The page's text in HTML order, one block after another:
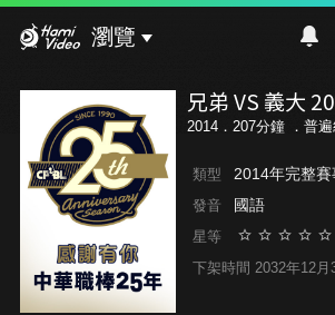
瀏覽
兄弟 VS 義大
2014．207分鐘 ． 普遍
類型 2014年完整賽
發音 國語
星等
下架時間 2032年12月